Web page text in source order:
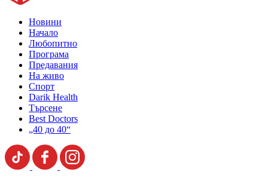
Новини
Начало
Любопитно
Програма
Предавания
На живо
Спорт
Darik Health
Търсене
Best Doctors
„40 до 40“